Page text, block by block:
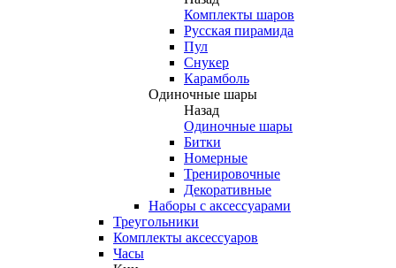
Комплекты шаров
Русская пирамида
Пул
Снукер
Карамболь
Одиночные шары
Назад
Одиночные шары
Битки
Номерные
Тренировочные
Декоративные
Наборы с аксессуарами
Треугольники
Комплекты аксессуаров
Часы